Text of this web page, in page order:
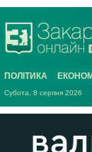
ПОЛІТИКА
Субота, 8 серпня 2026